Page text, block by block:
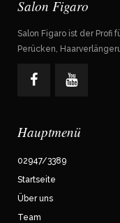
Salon Figaro
Salon Figaro ist der Profi
Perücken,
Hauptmenü
02947/3389
Startseite
Über uns
Team